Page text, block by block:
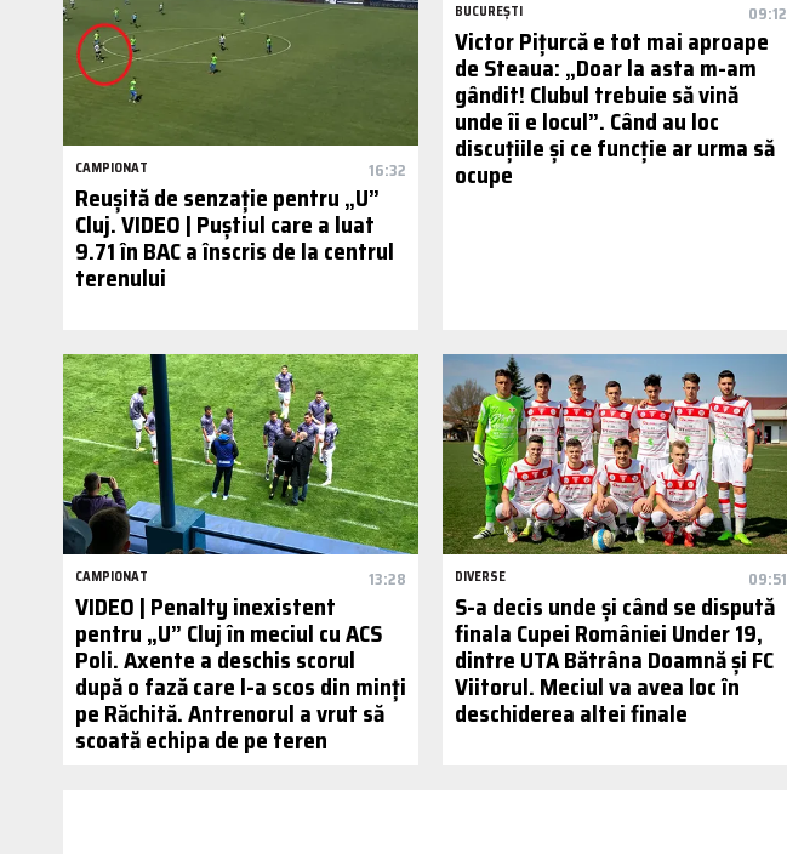
CAMPIONAT 16:32
Reușită de senzație pentru „U”
Cluj. VIDEO | Puștiul care a luat
9.71 în BAC a înscris de la centrul
terenului
BUCUREȘTI 09:12
Victor Pițurcă e tot mai aproape
de Steaua: „Doar la asta m-am
gândit! Clubul trebuie să vină
unde îi e locul”. Când au loc
discuțiile și ce funcție ar urma să
ocupe
CAMPIONAT 13:28
VIDEO | Penalty inexistent
pentru „U” Cluj în meciul cu ACS
Poli. Axente a deschis scorul
după o fază care l-a scos din minți
pe Răchită. Antrenorul a vrut să
scoată echipa de pe teren
DIVERSE 09:51
S-a decis unde și când se dispută
finala Cupei României Under 19,
dintre UTA Bătrâna Doamnă și FC
Viitorul. Meciul va avea loc în
deschiderea altei finale